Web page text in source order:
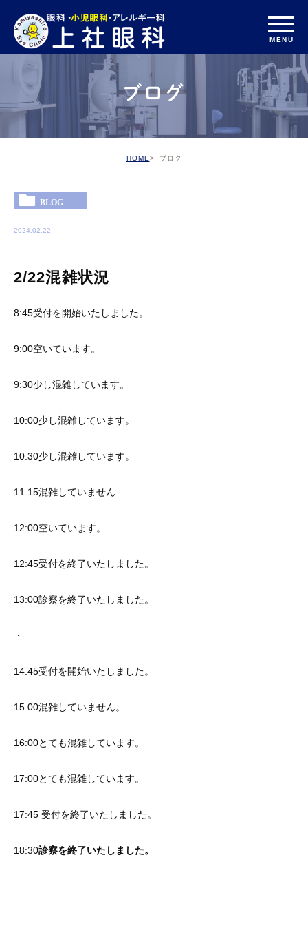
ブログ
HOME ブログ
BLOG
2024.02.22
2/22混雑状況
8:45受付を開始いたしました。
9:00空いています。
9:30少し混雑しています。
10:00少し混雑しています。
10:30少し混雑しています。
11:15混雑していません
12:00空いています。
12:45受付を終了いたしました。
13:00診察を終了いたしました。
・
14:45受付を開始いたしました。
15:00混雑していません。
16:00とても混雑しています。
17:00とても混雑しています。
17:45 受付を終了いたしました。
18:30診察を終了いたしました。